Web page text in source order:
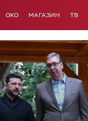
OKO МАГАЗИН ТВ